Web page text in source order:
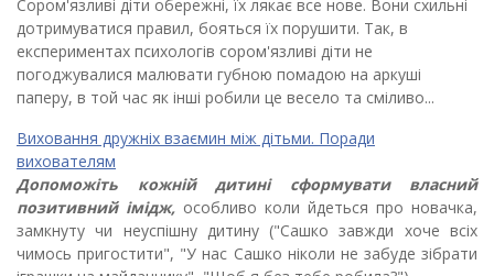
Сором'язливі діти обережні, їх лякає все нове. Вони схильні
дотримуватися правил, бояться їх порушити. Так, в
експериментах психологів сором'язливі діти не
погоджувалися малювати губною помадою на аркуші
паперу, в той час як інші робили це весело та сміливо...
Виховання дружніх взаємин між дітьми. Поради
вихователям
Допоможіть кожній дитині сформувати власний
позитивний імідж, особливо коли йдеться про новачка,
замкнуту чи неуспішну дитину ("Сашко завжди хоче всіх
чимось пригостити", "У нас Сашко ніколи не забуде зібрати